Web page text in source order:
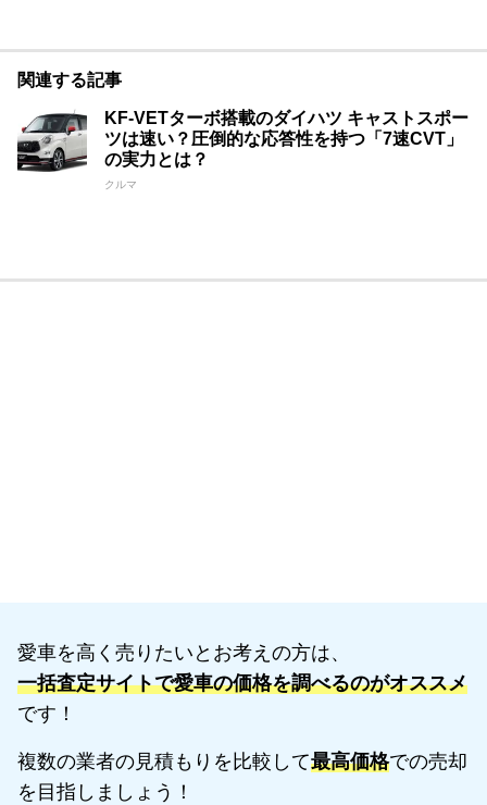
関連する記事
KF-VETターボ搭載のダイハツ キャストスポー
ツは速い？圧倒的な応答性を持つ「7速CVT」
の実力とは？
クルマ
愛車を高く売りたいとお考えの方は、
一括査定サイトで愛車の価格を調べるのがオススメ
です！
複数の業者の見積もりを比較して最高価格での売却
を目指しましょう！